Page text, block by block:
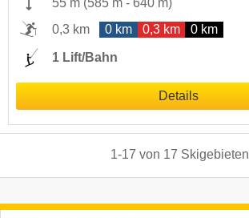
55 m (585 m - 640 m)
0,3 km
0 km 0,3 km 0 km
1 Lift/Bahn
Details
1-17 von 17 Skigebieten